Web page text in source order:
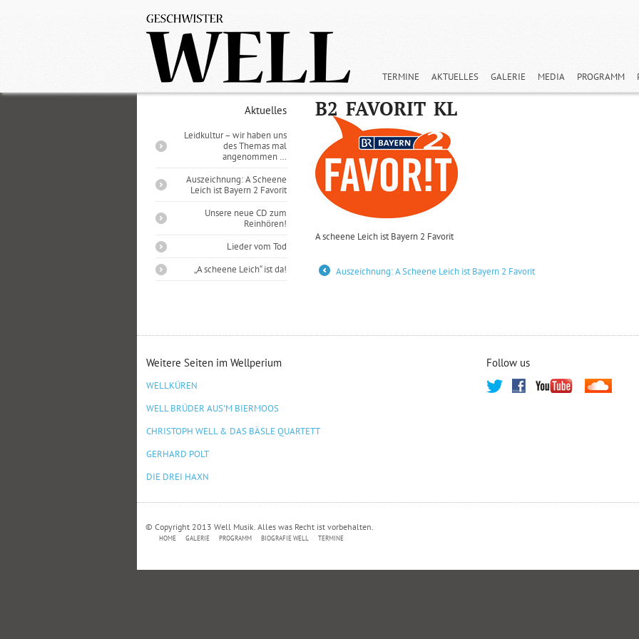
TERMINE AKTUELLES GALERIE MEDIA PROGRAMM
B2_FAVORIT_KL
A scheene Leich ist Bayern 2 Favorit
Auszeichnung: A Scheene Leich ist Bayern 2 Favorit
Aktuelles
Leidkultur – wir haben uns
des Themas mal
angenommen …
Auszeichnung: A Scheene
Leich ist Bayern 2 Favorit
Unsere neue CD zum
Reinhören!
Lieder vom Tod
„A scheene Leich“ ist da!
Weitere Seiten im Wellperium
WELLKÜREN
WELL BRÜDER AUS'M BIERMOOS
CHRISTOPH WELL & DAS BÄSLE QUARTETT
GERHARD POLT
DIE DREI HAXN
Follow us
© Copyright 2013 Well Musik. Alles was Recht ist vorbehalten.
HOME GALERIE PROGRAMM BIOGRAFIE WELL TERMINE